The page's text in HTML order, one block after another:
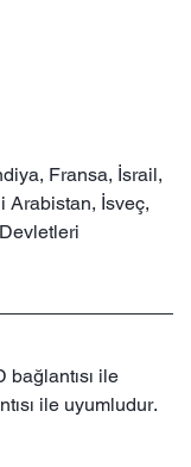
Fransa, İsrail,
Arabistan, İsveç,
ile
ile uyumludur.